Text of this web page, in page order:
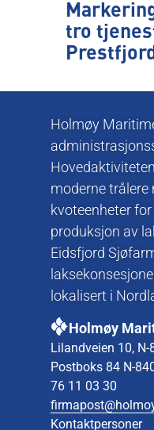
tro
Holmøy
moderne
kvoteenheter
produksjon av
Eidsfjord
lokalisert i
Holmøy
Lilandveien 10, N-
Postboks 84 N-
76 11 03 30
Kontaktpersoner